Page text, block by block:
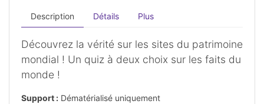
Description Détails Plus
Découvrez la vérité sur les sites du patrimoine
mondial ! Un quiz à deux choix sur les faits du
monde !
Support : Dématérialisé uniquement